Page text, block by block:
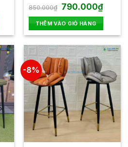
Được
hạng
0
5
sao
850.000₫ Giá
gốc
là:
850.000₫.
790.000₫Giá
hiện
tại
là:
THÊM VÀO GIỎ HÀNG
-8%